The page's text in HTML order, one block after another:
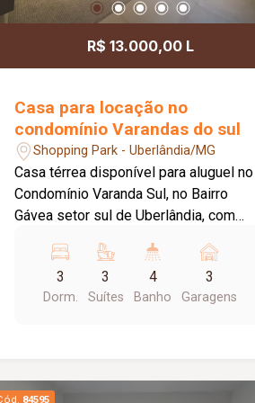
R$ 13.000,00 L
Casa para locação no
condomínio Varandas do sul
Shopping Park - Uberlândia/MG
Casa térrea disponível para aluguel no
Condomínio Varanda Sul, no Bairro
Gávea setor sul de Uberlândia, com
construída, fino acabamento,
oferecendo conforto, sofisticação e
excelente estrutura para toda a família.
condicionado, lavabo social e 3 suítes,
3
Dorm.
3
Suítes
4
Banho
3
Garagens
84595